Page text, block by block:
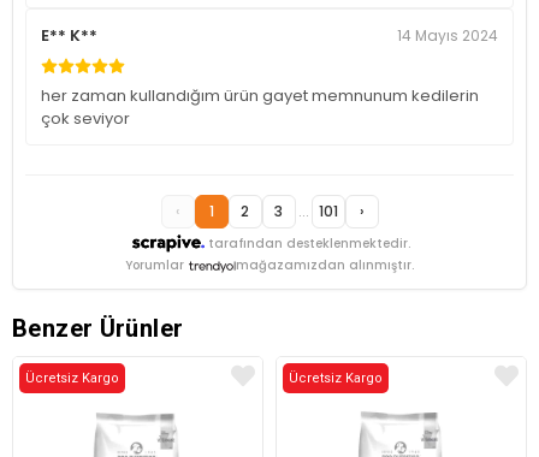
E** K** 14 Mayıs 2024
her zaman kullandığım ürün gayet memnunum kedilerin
çok seviyor
tarafından desteklenmektedir.
‹ 1 2 3 ... 101 ›
Yorumlar mağazamızdan alınmıştır.
Benzer Ürünler
Ücretsiz Kargo Ücretsiz Kargo